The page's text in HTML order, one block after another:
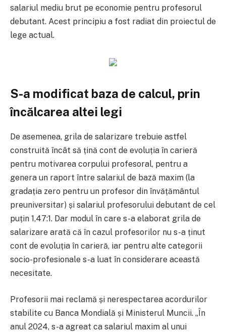
salariul mediu brut pe economie pentru profesorul
debutant. Acest principiu a fost radiat din proiectul de
lege actual.
S-a modificat baza de calcul, prin
încălcarea altei legi
De asemenea, grila de salarizare trebuie astfel
construită încât să țină cont de evoluția în carieră
pentru motivarea corpului profesoral, pentru a
genera un raport între salariul de bază maxim (la
gradația zero pentru un profesor din învățământul
preuniversitar) și salariul profesorului debutant de cel
puțin 1,47:1. Dar modul în care s-a elaborat grila de
salarizare arată că în cazul profesorilor nu s-a ținut
cont de evoluția în carieră, iar pentru alte categorii
socio-profesionale s-a luat în considerare această
necesitate.
Profesorii mai reclamă și nerespectarea acordurilor
stabilite cu Banca Mondială și Ministerul Muncii. „În
anul 2024, s-a agreat ca salariul maxim al unui